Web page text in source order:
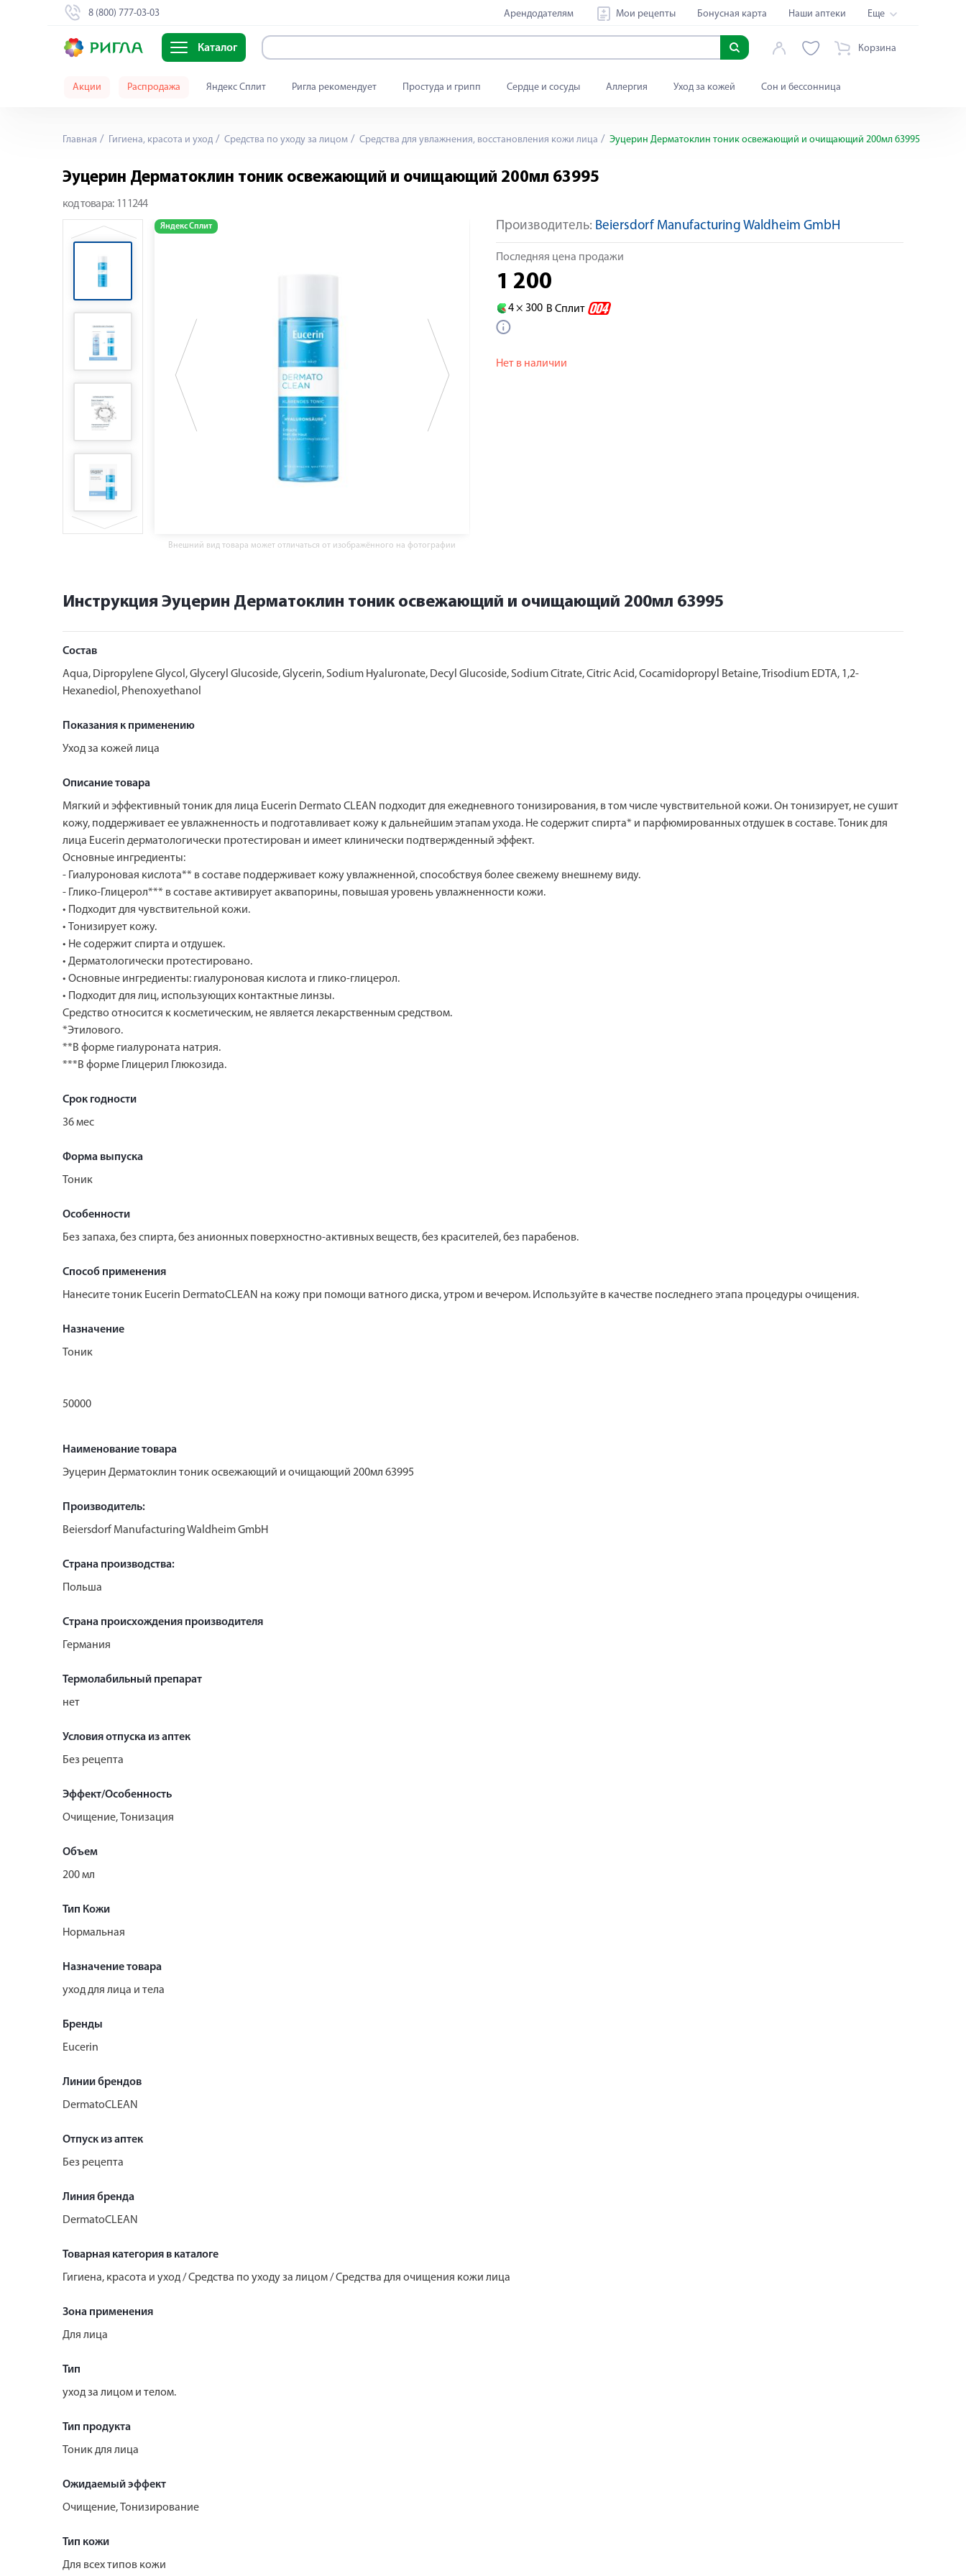
8 (800) 777-03-03 Арендодателям Мои рецепты Бонусная карта Наши аптеки Еще
Каталог Корзина
Акции Распродажа Яндекс Сплит Ригла рекомендует Простуда и грипп Сердце и сосуды Аллергия Уход за кожей Сон и бессонница
Главная Гигиена, красота и уход Средства по уходу за лицом Средства для увлажнения, восстановления кожи лица Эуцерин Дерматоклин тоник освежающий и очищающий 200мл 63995
Эуцерин Дерматоклин тоник освежающий и очищающий 200мл 63995
код товара: 111244
Яндекс Сплит Яндекс Сплит Яндекс Сплит
Внешний вид товара может отличаться от изображённого на фотографии
Производитель: Beiersdorf Manufacturing Waldheim GmbH
Последняя цена продажи
1 200
4 × 300 В Сплит
Нет в наличии
Инструкция Эуцерин Дерматоклин тоник освежающий и очищающий 200мл 63995
Состав
Aqua, Dipropylene Glycol, Glyceryl Glucoside, Glycerin, Sodium Hyaluronate, Decyl Glucoside, Sodium Citrate, Citric Acid, Cocamidopropyl Betaine, Trisodium EDTA, 1,2-
Hexanediol, Phenoxyethanol
Показания к применению
Уход за кожей лица
Описание товара
Мягкий и эффективный тоник для лица Eucerin Dermato CLEAN подходит для ежедневного тонизирования, в том числе чувствительной кожи. Он тонизирует, не сушит
кожу, поддерживает ее увлажненность и подготавливает кожу к дальнейшим этапам ухода. Не содержит спирта* и парфюмированных отдушек в составе. Тоник для
лица Eucerin дерматологически протестирован и имеет клинически подтвержденный эффект.
Основные ингредиенты:
- Гиалуроновая кислота** в составе поддерживает кожу увлажненной, способствуя более свежему внешнему виду.
- Глико-Глицерол*** в составе активирует аквапорины, повышая уровень увлажненности кожи.
• Подходит для чувствительной кожи.
• Тонизирует кожу.
• Не содержит спирта и отдушек.
• Дерматологически протестировано.
• Основные ингредиенты: гиалуроновая кислота и глико-глицерол.
• Подходит для лиц, использующих контактные линзы.
Средство относится к косметическим, не является лекарственным средством.
*Этилового.
**В форме гиалуроната натрия.
***В форме Глицерил Глюкозида.
Срок годности
36 мес
Форма выпуска
Тоник
Особенности
Без запаха, без спирта, без анионных поверхностно-активных веществ, без красителей, без парабенов.
Способ применения
Нанесите тоник Eucerin DermatoCLEAN на кожу при помощи ватного диска, утром и вечером. Используйте в качестве последнего этапа процедуры очищения.
Назначение
Тоник
50000
Наименование товара
Эуцерин Дерматоклин тоник освежающий и очищающий 200мл 63995
Производитель:
Beiersdorf Manufacturing Waldheim GmbH
Страна производства:
Польша
Страна происхождения производителя
Германия
Термолабильный препарат
нет
Условия отпуска из аптек
Без рецепта
Эффект/Особенность
Очищение, Тонизация
Объем
200 мл
Тип Кожи
Нормальная
Назначение товара
уход для лица и тела
Бренды
Eucerin
Линии брендов
DermatoCLEAN
Отпуск из аптек
Без рецепта
Линия бренда
DermatoCLEAN
Товарная категория в каталоге
Гигиена, красота и уход / Средства по уходу за лицом / Средства для очищения кожи лица
Зона применения
Для лица
Тип
уход за лицом и телом.
Тип продукта
Тоник для лица
Ожидаемый эффект
Очищение, Тонизирование
Тип кожи
Для всех типов кожи